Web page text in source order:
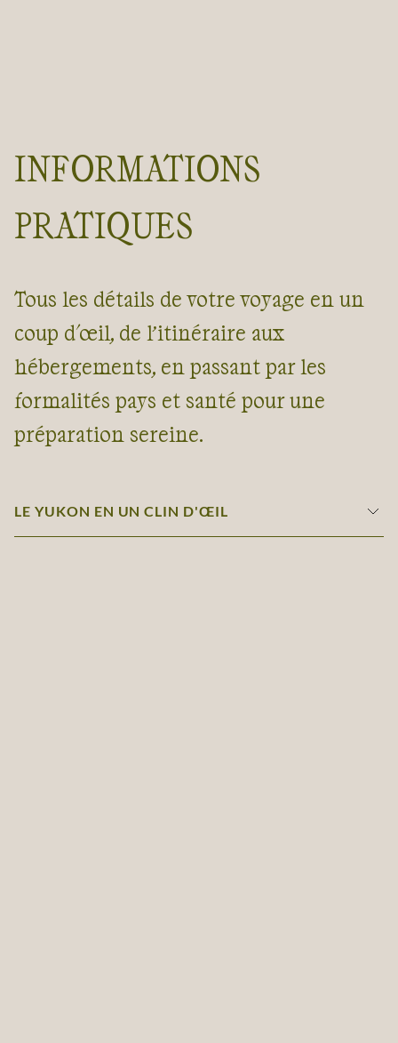
INFORMATIONS
PRATIQUES
Tous les détails de votre voyage en un
coup d'œil, de l’itinéraire aux
hébergements, en passant par les
formalités pays et santé pour une
préparation sereine.
LE YUKON EN UN CLIN D'ŒIL